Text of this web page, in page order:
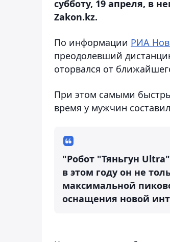
субботу, 19 апреля, в
Zakon.kz.
По информации РИА
преодолевший
оторвался от
При этом самыми
время у мужчин
"Робот "Тяньгун
в этом году он не
максимальной
оснащения новой